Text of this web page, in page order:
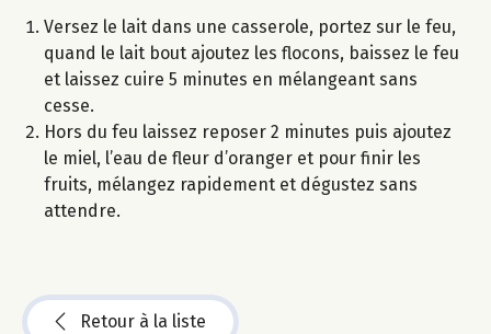
Versez le lait dans une casserole, portez sur le feu,
quand le lait bout ajoutez les flocons, baissez le feu
et laissez cuire 5 minutes en mélangeant sans
cesse.
Hors du feu laissez reposer 2 minutes puis ajoutez
le miel, l’eau de fleur d’oranger et pour finir les
fruits, mélangez rapidement et dégustez sans
attendre.
Retour à la liste